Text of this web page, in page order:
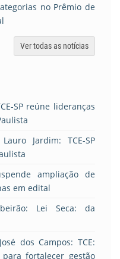
no Prêmio de
Ver todas as notícias
SP reúne lideranças
Jardim: TCE-SP
ampliação de
em edital
Lei Seca: da
dos Campos: TCE:
fortalecer gestão